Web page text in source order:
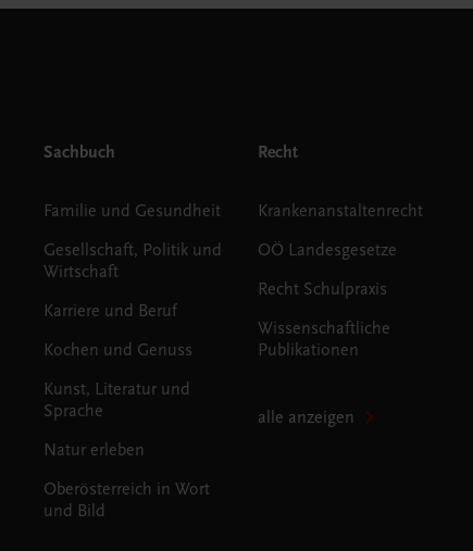
Sachbuch
Familie und Gesundheit
Gesellschaft, Politik und
Wirtschaft
Karriere und Beruf
Kochen und Genuss
Kunst, Literatur und
Sprache
Natur erleben
Oberösterreich in Wort
und Bild
Recht
Krankenanstaltenrecht
OÖ Landesgesetze
Recht Schulpraxis
Wissenschaftliche
Publikationen
alle anzeigen